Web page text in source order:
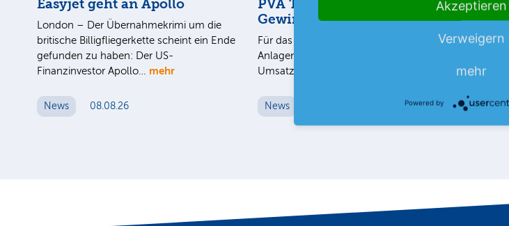
Easyjet geht an Apollo
London – Der Übernahmekrimi um die
britische Billigfliegerkette scheint ein Ende
gefunden zu haben: Der US-
Finanzinvestor Apollo… mehr
News 08.08.26
PVA Tepla mit
Gewinneinbruch
Für das 1. Halbjahr weist der Hightech-
Anlagenbauer einen nahezu konstanten
Umsatz aus.
News
Der
für
News
Akzeptieren
Verweigern
mehr
Powered by